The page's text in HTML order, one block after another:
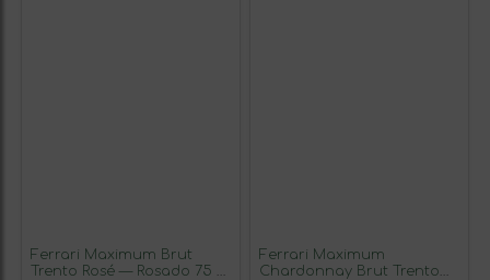
Ferrari Maximum Brut
Trento Rosé — Rosado 75 cl
Ferrari Maximum
Chardonnay Brut Trento